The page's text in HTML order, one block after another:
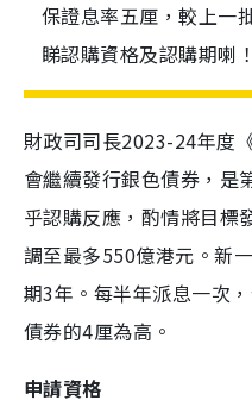
保證息率五厘，較上一
睇認購資格及認購期喇！
財政司司長2023-24年度
會繼續發行銀色債券，是
乎認購反應，酌情將目標
調至最多550億港元。新
期3年。每半年派息一次
債券的4厘為高。
申請資格